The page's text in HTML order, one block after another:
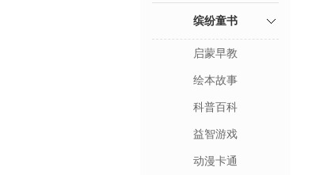
缤纷童书
启蒙早教
绘本故事
科普百科
益智游戏
动漫卡通